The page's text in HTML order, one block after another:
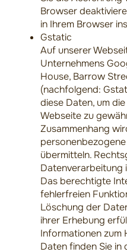
Browser
in Ihrem Browser
Gstatic
Auf unserer
Unternehmens
House, Barrow
(nachfolgend:
diese Daten, um
Webseite zu
Zusammenhang
übermitteln.
Datenverarbeitung
Das berechtigte
fehlerfreien
Löschung der
ihrer Erhebung
Informationen zum
Daten finden Sie